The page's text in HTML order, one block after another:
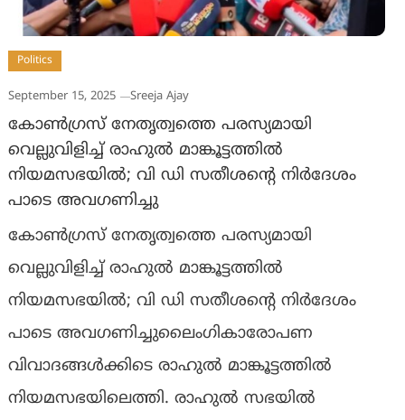
Politics
September 15, 2025 Sreeja Ajay
കോൺഗ്രസ് നേതൃത്വത്തെ പരസ്യമായി
വെല്ലുവിളിച്ച് രാഹുൽ മാങ്കൂട്ടത്തിൽ
നിയമസഭയിൽ; വി ഡി സതീശന്‍റെ നിർദേശം
പാടെ അവഗണിച്ചു
കോൺഗ്രസ് നേതൃത്വത്തെ പരസ്യമായി
വെല്ലുവിളിച്ച് രാഹുൽ മാങ്കൂട്ടത്തിൽ
നിയമസഭയിൽ; വി ഡി സതീശന്‍റെ നിർദേശം
പാടെ അവഗണിച്ചുലൈംഗികാരോപണ
വിവാദങ്ങൾക്കിടെ രാഹുൽ മാങ്കൂട്ടത്തിൽ
നിയമസഭയിലെത്തി. രാഹുൽ സഭയിൽ